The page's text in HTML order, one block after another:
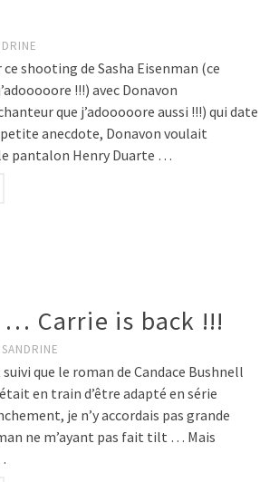
shooting de Sasha Eisenman (ce
!!!) avec Donavon
que j’adooooore aussi !!!) qui date
anecdote, Donavon voulait
pantalon Henry Duarte …
Carrie is back !!!
SANDRINE
que le roman de Candace Bushnell
en train d’être adapté en série
je n’y accordais pas grande
ne m’ayant pas fait tilt … Mais